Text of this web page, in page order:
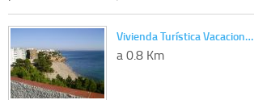
Vivienda Turística Vacacion…
a 0.8 Km